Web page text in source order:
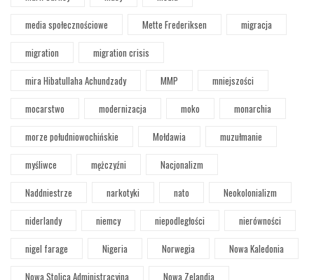
media społecznościowe
Mette Frederiksen
migracja
migration
migration crisis
mira Hibatullaha Achundzady
MMP
mniejszości
mocarstwo
modernizacja moko
monarchia
morze południowochińskie
Mołdawia
muzułmanie
myśliwce
mężczyźni
Nacjonalizm
Naddniestrze
narkotyki nato
Neokolonializm
niderlandy
niemcy niepodległości
nierówności
nigel farage
Nigeria Norwegia
Nowa Kaledonia
Nowa Stolica Administracyjna
Nowa Zelandia